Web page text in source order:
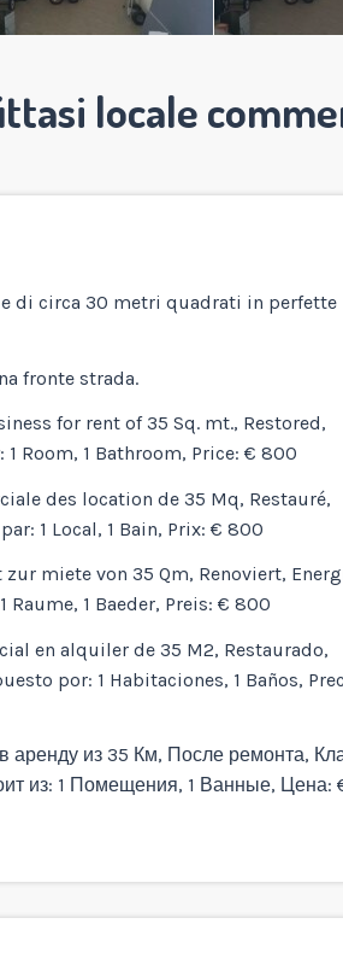
locale
di circa 30 metri quadrati in perfette
fronte strada.
for rent of 35 Sq. mt., Restored,
Room, 1 Bathroom, Price: € 800
des location de 35 Mq, Restauré,
1 Local, 1 Bain, Prix: € 800
zur miete von 35 Qm, Renoviert,
1 Baeder, Preis: € 800
en alquiler de 35 M2, Restaurado,
por: 1 Habitaciones, 1 Baños,
в аренду из 35 Км, После ремонта,
из: 1 Помещения, 1 Ванные, Цена: